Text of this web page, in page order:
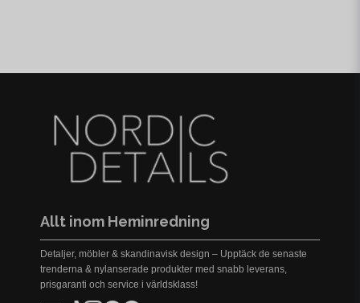
Allt inom Heminredning
Detaljer, möbler & skandinavisk design – Upptäck de senaste
trenderna & nylanserade produkter med snabb leverans,
prisgaranti och service i världsklass!